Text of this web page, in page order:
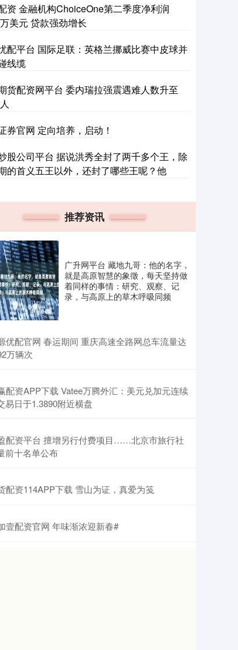
资 金融机构ChoiceOne第二季度净利润
美元 贷款强劲增长
配平台 国际足联：英格兰挪威比赛中皮球并
线缆
货配资网平台 委内瑞拉强震遇难人数升至
券官网 定向培养，启动！
股公司平台 据说洪秀全封了两千多个王，除
的首义五王以外，还封了哪些王呢？他
推荐资讯
广升网平台 藏地九哥：他的名字，
就是高原智慧的象徵，每天坚持做
着同样的事情：研究、观察、记
录，与高原上的草木呼吸同频
优配官网 春运期间 重庆高速全路网总车流量达
万辆次
配资APP下载 Vatee万腾外汇：美元兑加元连续
易日于1.3890附近横盘
配资平台 擅增另行付费项目……北京市旅行社
前十名单公布
配资114APP下载 雪山为证，真爱为笺
壹配资官网 年味渐浓迎新春#